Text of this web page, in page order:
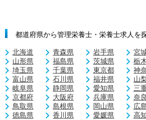
都道府県から管理栄養士・栄養士求人を
北海道 青森県 岩手県 宮
山形県
福島県 茨城県 栃
埼玉県
千葉県 東京都 神
富山県
石川県 福井県 山
岐阜県
静岡県 愛知県 三
京都府
大阪府 兵庫県 奈
鳥取県
島根県 岡山県 広
徳島県
香川県 愛媛県 高